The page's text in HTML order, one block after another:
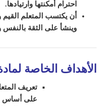
احترام أمكنتها وارتيادها.
أن يكتسب المتعلم القيم
وينشأ على الثقة بالنفس
الأهداف الخاصة
تعريف
على أساس